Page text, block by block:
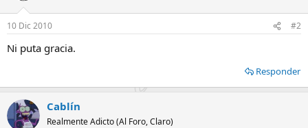
10 Dic 2010 #2
Ni puta gracia.
Responder
Cablín
Realmente Adicto (Al Foro, Claro)